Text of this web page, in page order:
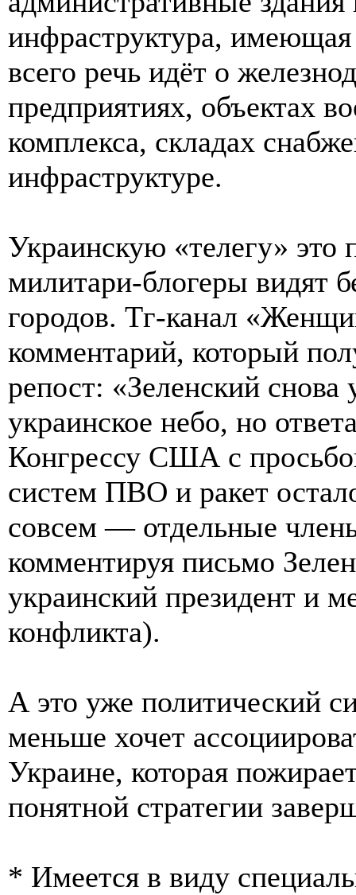
инфраструктура,
всего речь идёт о
предприятиях, объектах
комплекса, складах
инфраструктуре.
Украинскую «телегу» это
милитари-блогеры видят
городов. Тг-канал
комментарий, который
репост: «Зеленский
украинское небо, но
Конгрессу США с
систем ПВО и ракет
совсем — отдельные
комментируя письмо
украинский президент и
конфликта).
А это уже политический
меньше хочет
Украине, которая
понятной стратегии
* Имеется в виду